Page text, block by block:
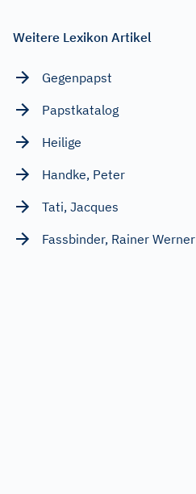
Weitere Lexikon Artikel
Gegenpapst
Papstkatalog
Heilige
Handke, Peter
Tati, Jacques
Fassbinder, Rainer Werner